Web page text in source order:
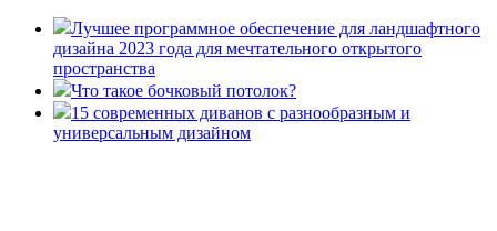
Лучшее программное обеспечение для ландшафтного
дизайна 2023 года для мечтательного открытого
пространства
Что такое бочковый потолок?
15 современных диванов с разнообразным и
универсальным дизайном